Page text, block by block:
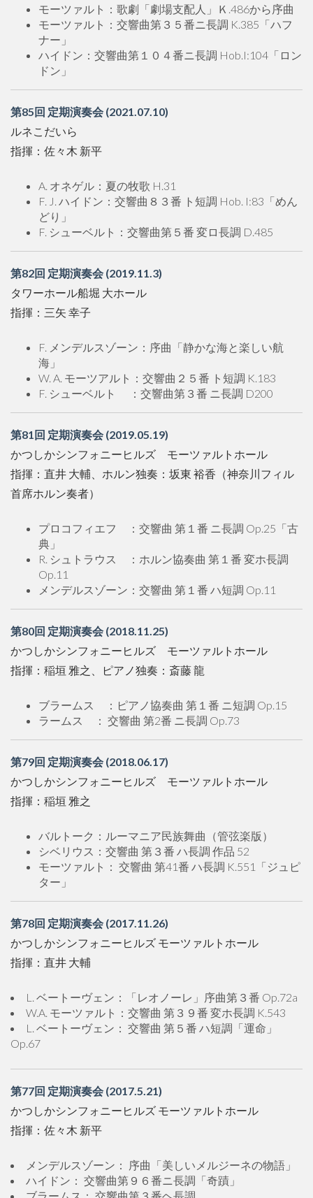
モーツァルト：歌劇「劇場支配人」Ｋ.486から序曲
モーツァルト：交響曲第３５番ニ長調 K.385「ハフ
ナー」
ハイドン：交響曲第１０４番ニ長調 Hob.I:104「ロン
ドン」
第85回 定期演奏会 (2021.07.10)
ルネこだいら
指揮：佐々木 新平
A. オネゲル：夏の牧歌 H.31
F. J. ハイドン：交響曲８３番 ト短調 Hob. I:83「めん
どり」
F. シューベルト：交響曲第５番 変ロ長調 D.485
第82回 定期演奏会 (2019.11.3)
タワーホール船堀 大ホール
指揮：三矢 幸子
F. メンデルスゾーン：序曲「静かな海と楽しい航
海」
W. A. モーツアルト：交響曲２５番 ト短調 K.183
F. シューベルト ：交響曲第３番 ニ長調 D200
第81回 定期演奏会 (2019.05.19)
かつしかシンフォニーヒルズ モーツァルトホール
指揮：直井 大輔、ホルン独奏：坂東 裕香（神奈川フィル
首席ホルン奏者）
プロコフィエフ ：交響曲 第１番 ニ長調 Op.25「古
典」
R. シュトラウス ：ホルン協奏曲 第１番 変ホ長調
Op.11
メンデルスゾーン：交響曲 第１番 ハ短調 Op.11
第80回 定期演奏会 (2018.11.25)
かつしかシンフォニーヒルズ モーツァルトホール
指揮：稲垣 雅之、ピアノ独奏：斎藤 龍
ブラームス ：ピアノ協奏曲 第１番 ニ短調 Op.15
ラームス ： 交響曲 第2番 ニ長調 Op.73
第79回 定期演奏会 (2018.06.17)
かつしかシンフォニーヒルズ モーツァルトホール
指揮：稲垣 雅之
バルトーク：ルーマニア民族舞曲（管弦楽版）
シベリウス：交響曲 第３番 ハ長調 作品 52
モーツァルト： 交響曲 第41番 ハ長調 K.551「ジュピ
ター」
第78回 定期演奏会 (2017.11.26)
かつしかシンフォニーヒルズ モーツァルトホール
指揮：直井 大輔
L. ベートーヴェン：「レオノーレ」序曲第３番 Op.72a
W.A. モーツァルト：交響曲 第３９番 変ホ長調 K.543
L. ベートーヴェン： 交響曲 第５番 ハ短調「運命」
Op.67
第77回 定期演奏会 (2017.5.21)
かつしかシンフォニーヒルズ モーツァルトホール
指揮：佐々木 新平
メンデルスゾーン： 序曲「美しいメルジーネの物語」
ハイドン： 交響曲第９６番ニ長調「奇蹟」